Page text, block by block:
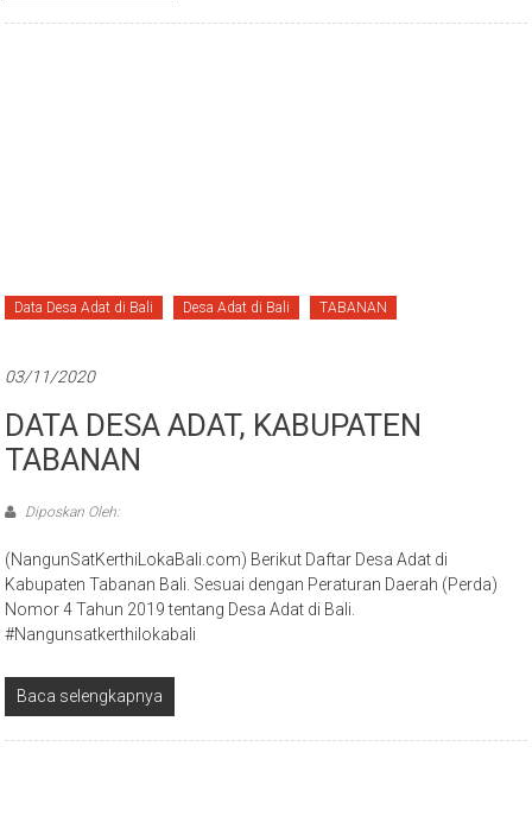
Data Desa Adat di Bali Desa Adat di Bali TABANAN
03/11/2020
DATA DESA ADAT, KABUPATEN
TABANAN
Diposkan Oleh:
(NangunSatKerthiLokaBali.com) Berikut Daftar Desa Adat di
Kabupaten Tabanan Bali. Sesuai dengan Peraturan Daerah (Perda)
Nomor 4 Tahun 2019 tentang Desa Adat di Bali.
#Nangunsatkerthilokabali
Baca selengkapnya